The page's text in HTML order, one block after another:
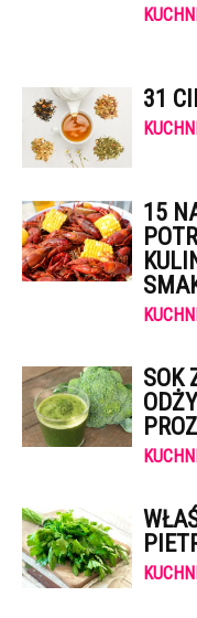
31
15
SOK